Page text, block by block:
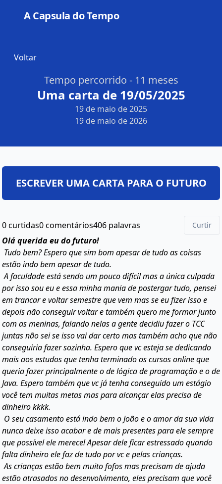
A Capsula do Tempo
Voltar
Tempo percorrido - 11 meses
Uma carta de 19/05/2025
19 de maio de 2025
19 de maio de 2026
0 curtidas0 comentários406 palavras Curtir
Olá querida eu do futuro!
Tudo bem? Espero que sim bom apesar de tudo as coisas
estão indo bem apesar de tudo.
A faculdade está sendo um pouco difícil mas a única culpada
por isso sou eu e essa minha mania de postergar tudo, pensei
em trancar e voltar semestre que vem mas se eu fizer isso e
depois não conseguir voltar e também quero me formar junto
com as meninas, falando nelas a gente decidiu fazer o TCC
juntas não sei se isso vai dar certo mas também acho que não
conseguiria fazer sozinha. Espero que vc esteja se dedicando
mais aos estudos que tenha terminado os cursos online que
queria fazer principalmente o de lógica de programação e o de
Java. Espero também que vc já tenha conseguido um estágio
você tem muitas metas mas para alcançar elas precisa de
dinheiro kkkk.
O seu casamento está indo bem o João e o amor da sua vida
nunca deixe isso acabar e de mais presentes para ele sempre
que possível ele merece! Apesar dele ficar estressado quando
falta dinheiro ele faz de tudo por vc e pelas crianças.
As crianças estão bem muito fofos mas precisam de ajuda
estão atrasados no desenvolvimento, eles precisam que você
ESCREVER UMA CARTA PARA O FUTURO